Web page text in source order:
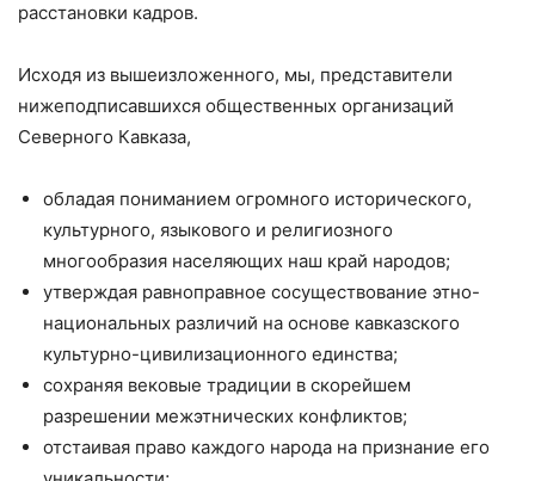
расстановки кадров.
Исходя из вышеизложенного, мы, представители
нижеподписавшихся общественных организаций
Северного Кавказа,
обладая пониманием огромного исторического,
культурного, языкового и религиозного
многообразия населяющих наш край народов;
утверждая равноправное сосуществование этно-
национальных различий на основе кавказского
культурно-цивилизационного единства;
сохраняя вековые традиции в скорейшем
разрешении межэтнических конфликтов;
отстаивая право каждого народа на признание его